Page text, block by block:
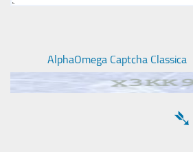
AlphaOmega Captcha
➴